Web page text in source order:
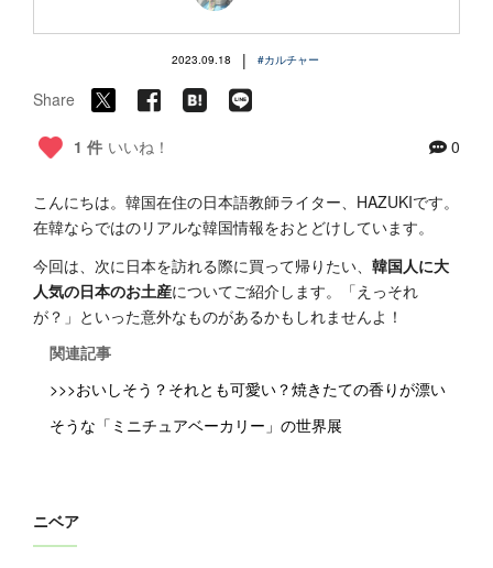
2023.09.18 | #カルチャー
Share
1 件 いいね！ 0
こんにちは。韓国在住の日本語教師ライター、HAZUKIです。
在韓ならではのリアルな韓国情報をおとどけしています。
今回は、次に日本を訪れる際に買って帰りたい、 韓国人に大
人気の日本のお土産についてご紹介します。「えっそれ
が？」といった意外なものがあるかもしれませんよ！
関連記事
>>>おいしそう？それとも可愛い？焼きたての香りが漂い
そうな「ミニチュアベーカリー」の世界展
ニベア